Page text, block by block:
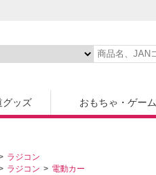
グッズ おもちゃ・ゲーム
ラジコン
ラジコン 電動カー